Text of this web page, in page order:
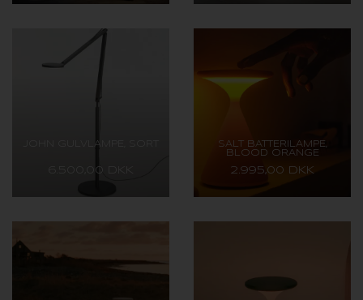
JOHN GULVLAMPE, SORT
6.500,00 DKK
SALT BATTERILAMPE,
BLOOD ORANGE
2.995,00 DKK